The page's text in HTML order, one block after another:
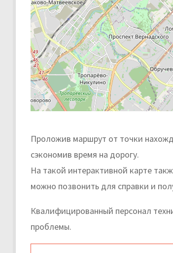
Проложив маршрут от точки
сэкономив время на дорогу.
На такой интерактивной карте
можно позвонить для справки и
Квалифицированный персонал
проблемы.